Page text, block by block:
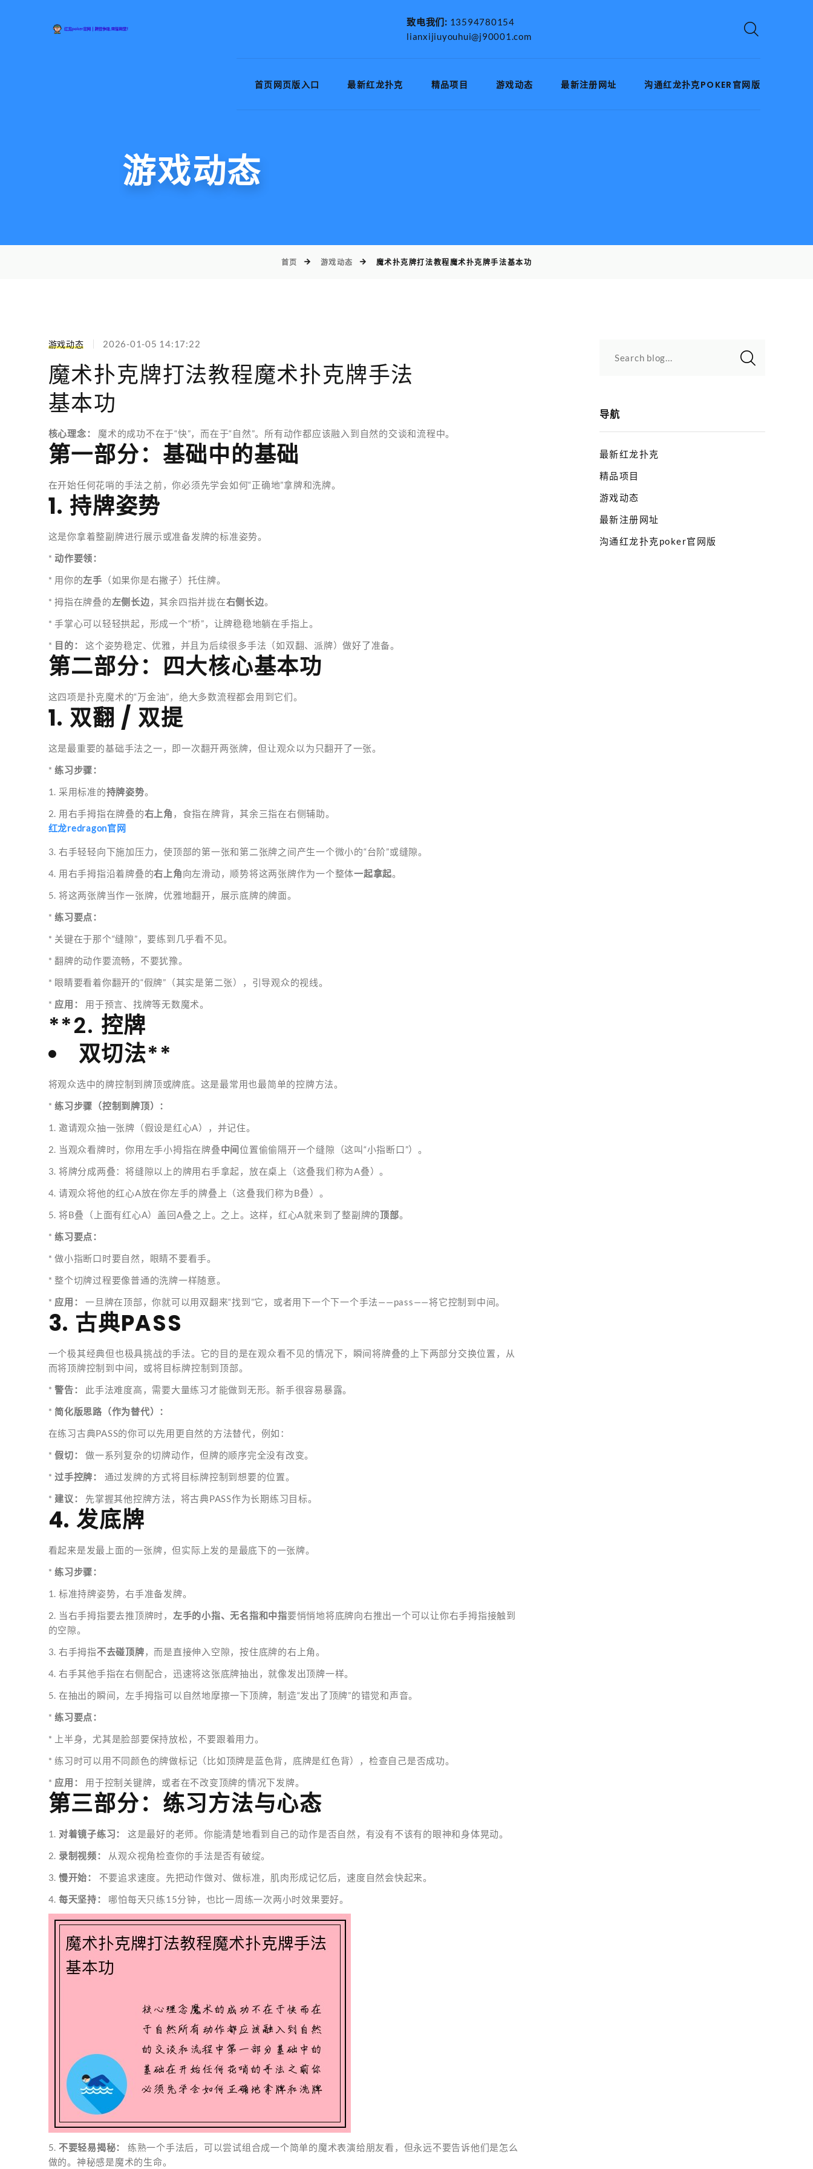
致电我们: 13594780154
lianxijiuyouhui@j90001.com
首页网页版入口 最新红龙扑克 精品项目 游戏动态 最新注册网址 沟通红龙扑克POKER官网版
游戏动态
首页 游戏动态 魔术扑克牌打法教程魔术扑克牌手法基本功
游戏动态 2026-01-05 14:17:22
魔术扑克牌打法教程魔术扑克牌手法
基本功
核心理念： 魔术的成功不在于“快”，而在于“自然”。所有动作都应该融入到自然的交谈和流程中。
第一部分：基础中的基础
在开始任何花哨的手法之前，你必须先学会如何“正确地”拿牌和洗牌。
1. 持牌姿势
这是你拿着整副牌进行展示或准备发牌的标准姿势。
* 动作要领：
* 用你的左手 （如果你是右撇子）托住牌。
* 拇指在牌叠的左侧长边，其余四指并拢在右侧长边。
* 手掌心可以轻轻拱起，形成一个“桥”，让牌稳稳地躺在手指上。
* 目的： 这个姿势稳定、优雅，并且为后续很多手法（如双翻、派牌）做好了准备。
第二部分：四大核心基本功
这四项是扑克魔术的“万金油”，绝大多数流程都会用到它们。
1. 双翻 / 双提
这是最重要的基础手法之一，即一次翻开两张牌，但让观众以为只翻开了一张。
* 练习步骤：
1. 采用标准的持牌姿势。
2. 用右手拇指在牌叠的右上角 ，食指在牌背，其余三指在右侧辅助。
红龙redragon官网
3. 右手轻轻向下施加压力，使顶部的第一张和第二张牌之间产生一个微小的“台阶”或缝隙。
4. 用右手拇指沿着牌叠的右上角向左滑动，顺势将这两张牌作为一个整体一起拿起。
5. 将这两张牌当作一张牌，优雅地翻开，展示底牌的牌面。
* 练习要点：
* 关键在于那个“缝隙”，要练到几乎看不见。
* 翻牌的动作要流畅，不要犹豫。
* 眼睛要看着你翻开的“假牌”（其实是第二张），引导观众的视线。
* 应用： 用于预言、找牌等无数魔术。
**2. 控牌
双切法**
将观众选中的牌控制到牌顶或牌底。这是最常用也最简单的控牌方法。
* 练习步骤（控制到牌顶）：
1. 邀请观众抽一张牌（假设是红心A），并记住。
2. 当观众看牌时，你用左手小拇指在牌叠中间位置偷偷隔开一个缝隙（这叫“小指断口”）。
3. 将牌分成两叠：将缝隙以上的牌用右手拿起，放在桌上（这叠我们称为A叠）。
4. 请观众将他的红心A放在你左手的牌叠上（这叠我们称为B叠）。
5. 将B叠（上面有红心A）盖回A叠之上。之上。这样，红心A就来到了整副牌的顶部。
* 练习要点：
* 做小指断口时要自然，眼睛不要看手。
* 整个切牌过程要像普通的洗牌一样随意。
* 应用： 一旦牌在顶部，你就可以用双翻来“找到”它，或者用下一个下一个手法——pass——将它控制到中间。
3. 古典PASS
一个极其经典但也极具挑战的手法。它的目的是在观众看不见的情况下，瞬间将牌叠的上下两部分交换位置，从
而将顶牌控制到中间，或将目标牌控制到顶部。
* 警告：
此手法难度高，需要大量练习才能做到无形。新手很容易暴露。
* 简化版思路（作为替代）：
在练习古典PASS的你可以先用更自然的方法替代，例如：
* 假切：
做一系列复杂的切牌动作，但牌的顺序完全没有改变。
* 过手控牌：
通过发牌的方式将目标牌控制到想要的位置。
* 建议： 先掌握其他控牌方法，将古典PASS作为长期练习目标。
4. 发底牌
看起来是发最上面的一张牌，但实际上发的是最底下的一张牌。
* 练习步骤：
1. 标准持牌姿势，右手准备发牌。
2. 当右手拇指要去推顶牌时， 左手的小指、无名指和中指要悄悄地将底牌向右推出一个可以让你右手拇指接触到
的空隙。
3. 右手拇指不去碰顶牌，而是直接伸入空隙，按住底牌的右上角。
4. 右手其他手指在右侧配合，迅速将这张底牌抽出，就像发出顶牌一样。
5. 在抽出的瞬间，左手拇指可以自然地摩擦一下顶牌，制造“发出了顶牌”的错觉和声音。
* 练习要点：
* 上半身，尤其是脸部要保持放松，不要跟着用力。
* 练习时可以用不同颜色的牌做标记（比如顶牌是蓝色背，底牌是红色背），检查自己是否成功。
* 应用： 用于控制关键牌，或者在不改变顶牌的情况下发牌。
第三部分：练习方法与心态
1. 对着镜子练习：
这是最好的老师。你能清楚地看到自己的动作是否自然，有没有不该有的眼神和身体晃动。
2. 录制视频：
从观众视角检查你的手法是否有破绽。
3. 慢开始：
不要追求速度。先把动作做对、做标准，肌肉形成记忆后，速度自然会快起来。
4. 每天坚持： 哪怕每天只练15分钟，也比一周练一次两小时效果要好。
5. 不要轻易揭秘：
练熟一个手法后，可以尝试组合成一个简单的魔术表演给朋友看，但永远不要告诉他们是怎么
做的。神秘感是魔术的生命。
Search blog...
导航
最新红龙扑克
精品项目
游戏动态
最新注册网址
沟通红龙扑克poker官网版